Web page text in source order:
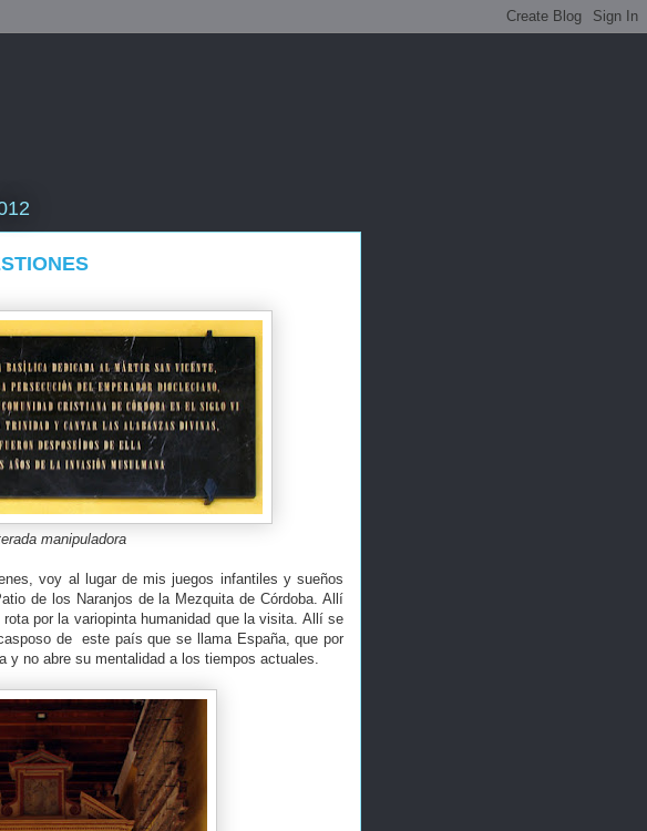
manipuladora
voy al lugar de mis juegos infantiles y sueños
de los Naranjos de la Mezquita de Córdoba. Allí
por la variopinta humanidad que la visita. Allí se
de este país que se llama España, que por
y no abre su mentalidad a los tiempos actuales.